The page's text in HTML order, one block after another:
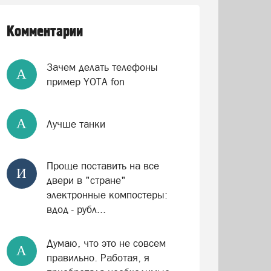
Комментарии
А
Зачем делать телефоны
пример YOTA fon
А Лучше танки
И
Проще поставить на все
двери в "стране"
электронные компостеры:
вдод - рубл...
А
Думаю, что это не совсем
правильно. Работая, я